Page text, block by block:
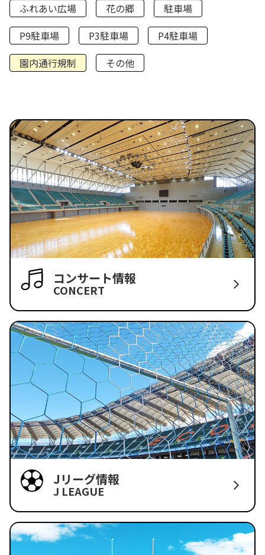
ふれあい広場
花の郷
駐車場
P9駐車場
P3駐車場
P4駐車場
園内通行規制
その他
コンサート情報
CONCERT
Jリーグ情報
J LEAGUE